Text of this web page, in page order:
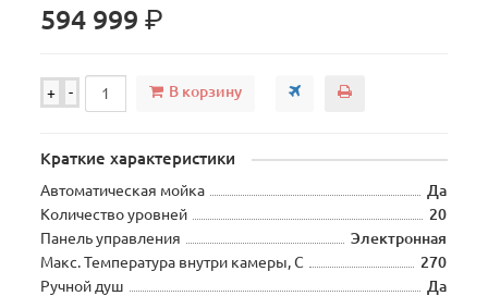
594 999р.
+ - В корзину
Краткие характеристики
Автоматическая мойка
Да
Количество уровней
20
Панель управления
Электронная
Макс. Температура внутри камеры, С
270
Ручной душ
Да